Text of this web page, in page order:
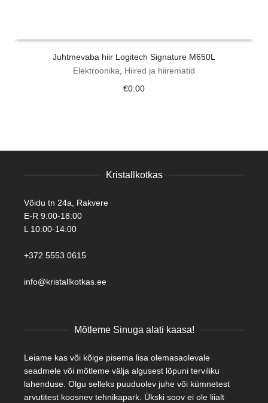
Juhtmevaba hiir Logitech Signature M650L
Elektroonika, Hiired ja hiirematid
€0.00
Kristallkotkas
Võidu tn 24a, Rakvere
E-R 9:00-18:00
L 10:00-14:00
+372 5553 0615
info@kristallkotkas.ee
Mõtleme Sinuga alati kaasa!
Leiame kas või kõige pisema lisa olemasaolevale
seadmele või mõtleme välja algusest lõpuni terviliku
lahenduse. Olgu selleks puuduolev juhe või kümnetest
arvutitest koosnev tehnikapark. Ükski soov ei ole liialt